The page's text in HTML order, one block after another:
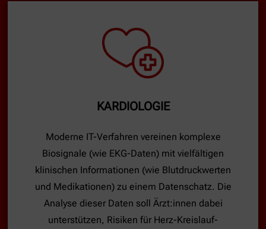
KARDIOLOGIE
Moderne IT-Verfahren vereinen komplexe
Biosignale (wie EKG-Daten) mit vielfältigen
klinischen Informationen (wie Blutdruckwerten
und Medikationen) zu einem Datenschatz. Die
Analyse dieser Daten soll Ärzt:innen dabei
unterstützen, Risiken für Herz-Kreislauf-